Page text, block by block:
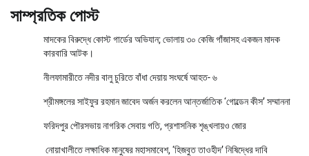
সাম্প্রতিক পোস্ট
মাদকের বিরুদ্ধে কোস্ট গার্ডের অভিযান; ভোলায় ৩০ কেজি গাঁজাসহ একজন মাদক
কারবারি আটক।
নীলফামারীতে নদীর বালু চুরিতে বাঁধা দেয়ায় সংঘর্ষে আহত- ৬
শ্রীমঙ্গলের সাইফুর রহমান জাবেদ অর্জন করলেন আন্তর্জাতিক ‘গোল্ডেন কীস’ সম্মাননা
ফরিদপুর পৌরসভায় নাগরিক সেবায় গতি, প্রশাসনিক শৃঙ্খলায়ও জোর
নোয়াখালীতে লক্ষাধিক মানুষের মহাসমাবেশ, ‘হিজবুত তাওহীদ’ নিষিদ্ধের দাবি